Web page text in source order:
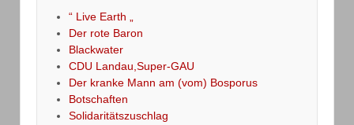
“ Live Earth „
Der rote Baron
Blackwater
CDU Landau,Super-GAU
Der kranke Mann am (vom) Bosporus
Botschaften
Solidaritätszuschlag